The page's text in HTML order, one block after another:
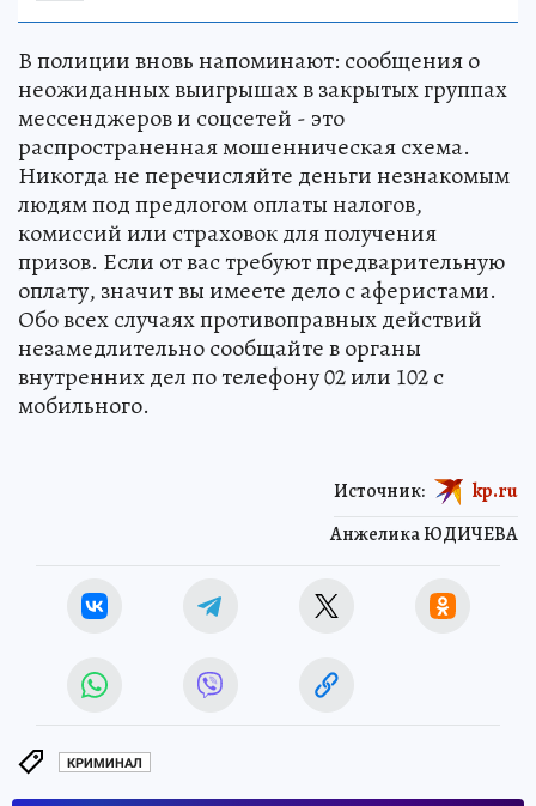
В полиции вновь напоминают: сообщения о
неожиданных выигрышах в закрытых группах
мессенджеров и соцсетей - это
распространенная мошенническая схема.
Никогда не перечисляйте деньги незнакомым
людям под предлогом оплаты налогов,
комиссий или страховок для получения
призов. Если от вас требуют предварительную
оплату, значит вы имеете дело с аферистами.
Обо всех случаях противоправных действий
незамедлительно сообщайте в органы
внутренних дел по телефону 02 или 102 с
мобильного.
Анжелика ЮДИЧЕВА
Источник: kp.ru
КРИМИНАЛ